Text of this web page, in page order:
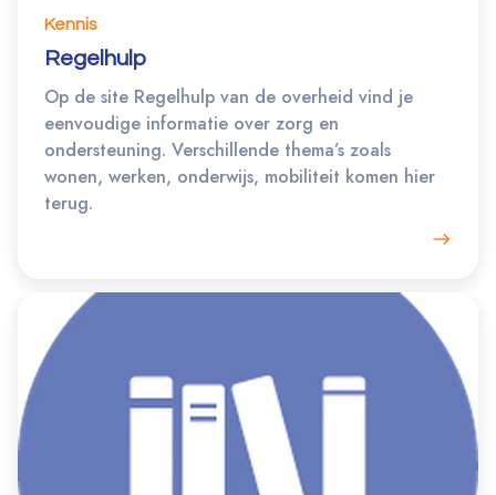
Kennis
Regelhulp
Op de site Regelhulp van de overheid vind je
eenvoudige informatie over zorg en
ondersteuning. Verschillende thema’s zoals
wonen, werken, onderwijs, mobiliteit komen hier
terug.